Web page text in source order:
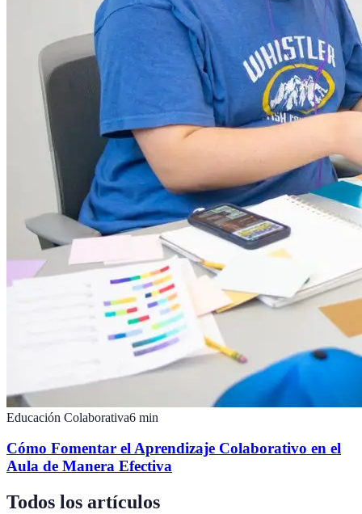
Educación Colaborativa6 min
Cómo Fomentar el Aprendizaje Colaborativo en el
Aula de Manera Efectiva
Todos los artículos